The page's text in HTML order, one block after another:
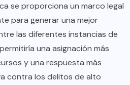
se proporciona un marco legal
para generar una mejor
las diferentes instancias de
una asignación más
y una respuesta más
contra los delitos de alto